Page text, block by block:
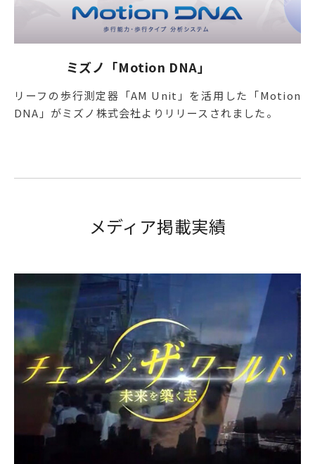
ミズノ「Motion DNA」
リーフの歩行測定器「AM Unit」を活用した「Motion
DNA」がミズノ株式会社よりリリースされました。
メディア掲載実績